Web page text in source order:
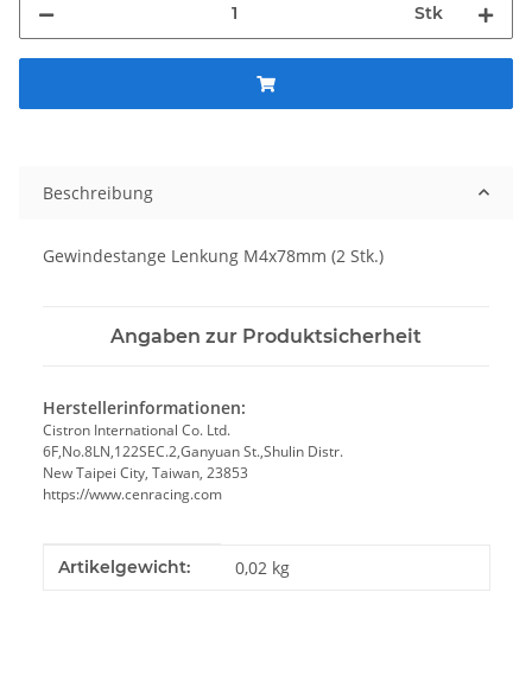
Stk
Beschreibung
Gewindestange Lenkung M4x78mm (2 Stk.)
Angaben zur Produktsicherheit
Herstellerinformationen:
Cistron International Co. Ltd.
6F,No.8LN,122SEC.2,Ganyuan St.,Shulin Distr.
New Taipei City, Taiwan, 23853
https://www.cenracing.com
Produkteigenschaft
Wert
Artikelgewicht: 0,02 kg